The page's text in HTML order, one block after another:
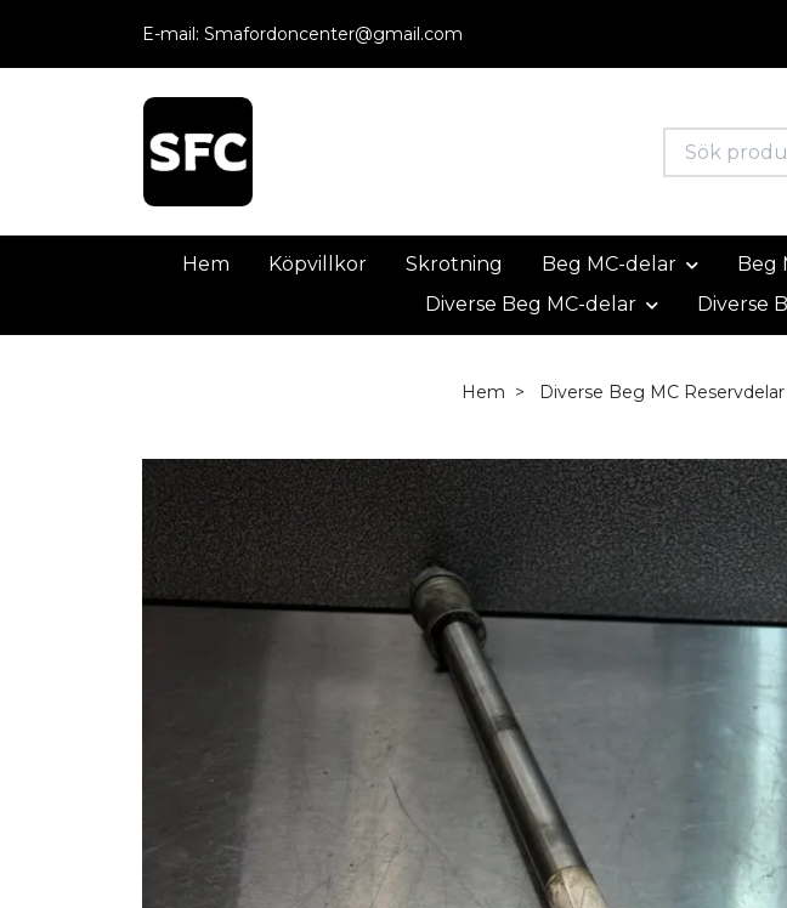
E-mail: Smafordoncenter@gmail.com
Hem Köpvillkor Skrotning Beg MC-delar Beg
Diverse Beg MC-delar
Diverse
Hem Diverse Beg MC Reservdelar